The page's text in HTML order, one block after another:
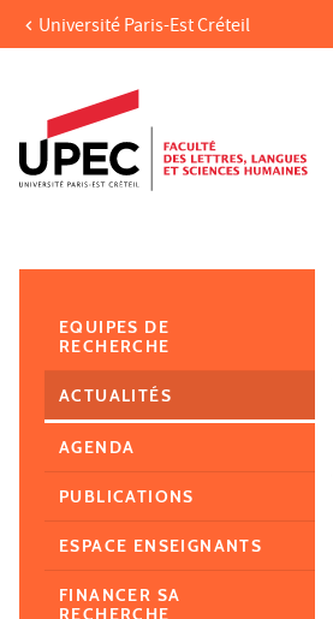
Aller au contenu
Accès directs
Recherche
Navigation secondaire
Université Paris-Est Créteil
EQUIPES DE
RECHERCHE
ACTUALITÉS
AGENDA
PUBLICATIONS
ESPACE ENSEIGNANTS
FINANCER SA
RECHERCHE